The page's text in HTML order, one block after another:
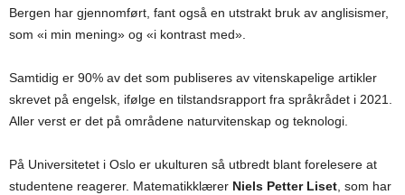
Bergen har gjennomført, fant også en utstrakt bruk av anglisismer,
som «i min mening» og «i kontrast med».
Samtidig er 90% av det som publiseres av vitenskapelige artikler
skrevet på engelsk, ifølge en tilstandsrapport fra språkrådet i 2021.
Aller verst er det på områdene naturvitenskap og teknologi.
På Universitetet i Oslo er ukulturen så utbredt blant forelesere at
studentene reagerer. Matematikklærer Niels Petter Liset , som har